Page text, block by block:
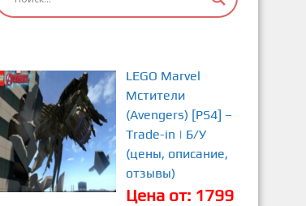
LEGO Marvel
Мстители
(Avengers) [PS4] –
Trade-in | Б/У
(цены, описание,
отзывы)
Цена от: 1799